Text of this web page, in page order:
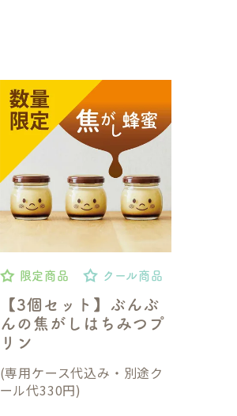
限定商品 クール商品
【3個セット】ぶんぶ
んの焦がしはちみつプ
リン
(専用ケース代込み・別途ク
ール代330円)